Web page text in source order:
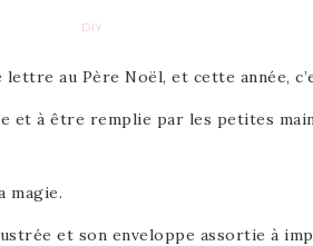
DIY
au Père Noël, et cette année,
à être remplie par les petites
magie.
et son enveloppe assortie à